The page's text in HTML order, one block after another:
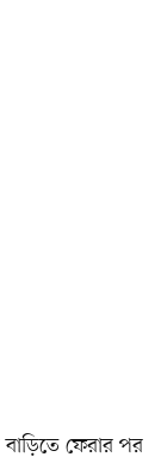
ফেরার পর